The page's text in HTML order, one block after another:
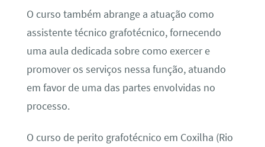
O curso também abrange a atuação como
assistente técnico grafotécnico, fornecendo
uma aula dedicada sobre como exercer e
promover os serviços nessa função, atuando
em favor de uma das partes envolvidas no
processo.
O curso de perito grafotécnico em Coxilha (Rio